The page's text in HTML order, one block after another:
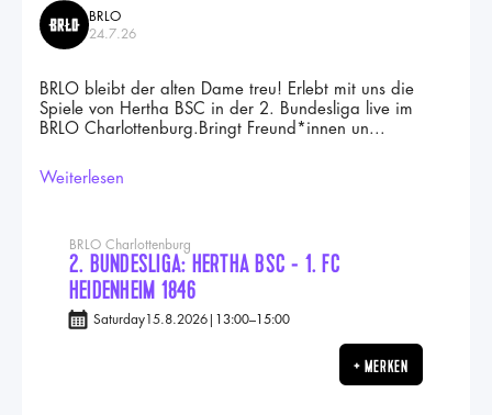
BRLO
24.7.26
BRLO bleibt der alten Dame treu! Erlebt mit uns die
Spiele von Hertha BSC in der 2. Bundesliga live im
BRLO Charlottenburg.Bringt Freund*innen un...
Weiterlesen
BRLO Charlottenburg
2. BUNDESLIGA: HERTHA BSC - 1. FC
HEIDENHEIM 1846
Saturday15.8.2026 13:00–15:00
+ MERKEN